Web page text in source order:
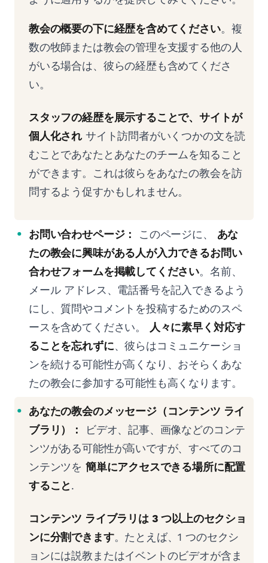
教会の概要の下に経歴を含めてください。複
数の牧師または教会の管理を支援する他の人
がいる場合は、彼らの経歴も含めてくださ
い。
スタッフの経歴を展示することで、サイトが
個人化され サイト訪問者がいくつかの文を読
むことであなたとあなたのチームを知ること
ができます。これは彼らをあなたの教会を訪
問するよう促すかもしれません。
お問い合わせページ： このページに、 あな
たの教会に興味がある人が入力できるお問い
合わせフォームを掲載してください。名前、
メール アドレス、電話番号を記入できるよう
にし、質問やコメントを投稿するためのスペ
ースを含めてください。
人々に素早く対応す
ることを忘れずに、彼らはコミュニケーショ
ンを続ける可能性が高くなり、おそらくあな
たの教会に参加する可能性も高くなります。
あなたの教会のメッセージ（コンテンツ ライ
ブラリ）：
ビデオ、記事、画像などのコンテ
ンツがある可能性が高いですが、すべてのコ
ンテンツを 簡単にアクセスできる場所に配置
すること.
コンテンツ ライブラリは 3 つ以上のセクショ
ンに分割できます。たとえば、1 つのセクシ
ョンには説教またはイベントのビデオが含ま